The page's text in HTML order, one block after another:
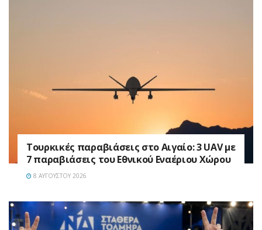
Τουρκικές παραβιάσεις στο Αιγαίο: 3 UAV με
7 παραβιάσεις του Εθνικού Εναέριου Χώρου
8 ΑΥΓΟΎΣΤΟΥ 2026